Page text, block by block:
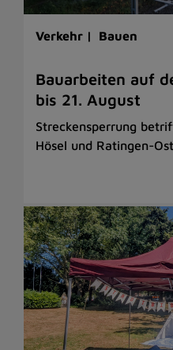
Verkehr | Bauen
Bauarbeiten auf
bis 21. August
Streckensperrung
Hösel und Ratingen-Ost